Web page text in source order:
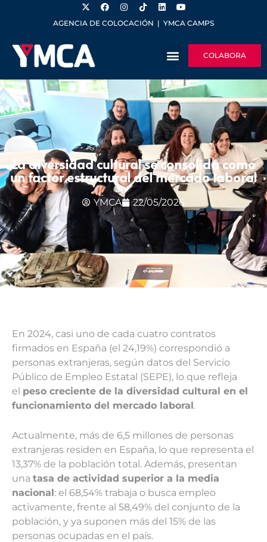
AGENCIA DE COLOCACIÓN | YMCA CAMPS
COLABORA
La diversidad cultural se consolida como
un factor estructural del mercado laboral
YMCA 22/05/2026
En 2024, casi uno de cada cuatro contratos
firmados en España (el 24,19%) correspondió a
personas extranjeras, según datos del Servicio
Público de Empleo Estatal (SEPE), lo que refleja
el peso creciente de la diversidad cultural en el
funcionamiento del mercado laboral.
Actualmente, más de 6,5 millones de personas
extranjeras residen en España, lo que representa el
13,37% de la población total. Además, presentan
una tasa de actividad superior a la media
nacional: el 68,54% trabaja o busca empleo
activamente, frente al 58,49% del conjunto de la
población, y ya suponen más del 15% de las
personas ocupadas en el país.